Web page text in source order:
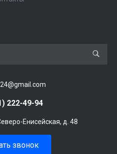
222-49-94
Енисейская, д. 48
звонок